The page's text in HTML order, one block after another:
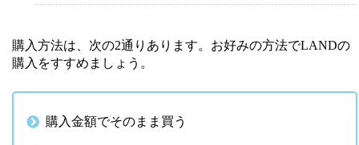
購入方法は、次の2通りあります。お好みの方法でLANDの
購入をすすめましょう。
購入金額でそのまま買う